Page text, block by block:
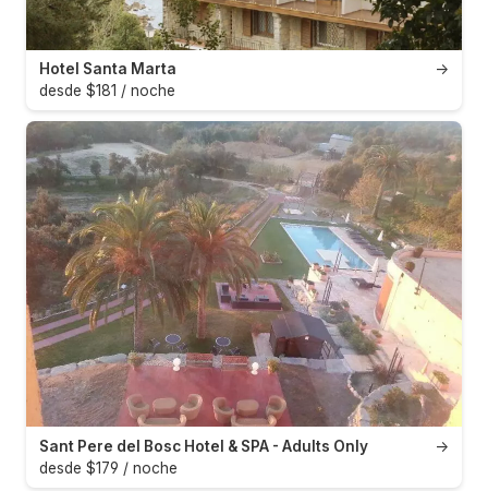
→
Hotel Santa Marta
desde $181 / noche
→
Sant Pere del Bosc Hotel & SPA - Adults Only
desde $179 / noche